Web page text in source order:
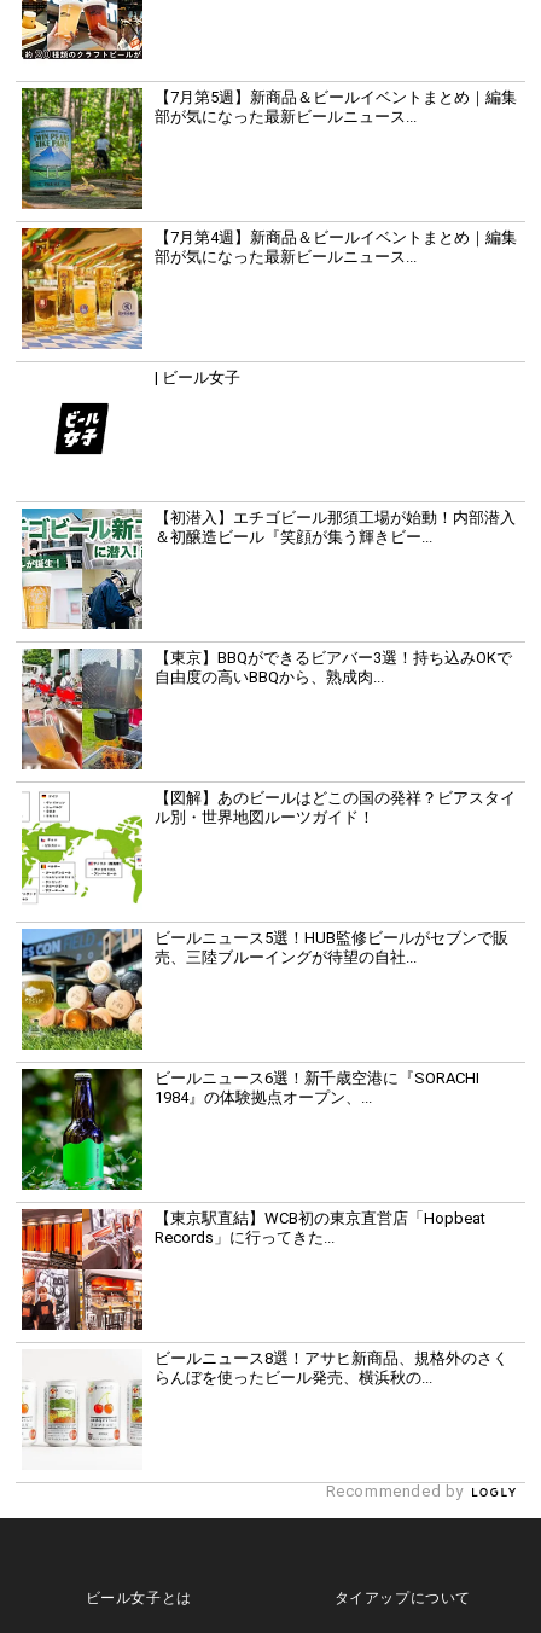
【7月第5週】新商品＆ビールイベントまとめ｜編集
部が気になった最新ビールニュース...
【7月第4週】新商品＆ビールイベントまとめ｜編集
部が気になった最新ビールニュース...
| ビール女子
【初潜入】エチゴビール那須工場が始動！内部潜入
＆初醸造ビール『笑顔が集う輝きビー...
【東京】BBQができるビアバー3選！持ち込みOKで
自由度の高いBBQから、熟成肉...
【図解】あのビールはどこの国の発祥？ビアスタイ
ル別・世界地図ルーツガイド！
ビールニュース5選！HUB監修ビールがセブンで販
売、三陸ブルーイングが待望の自社...
ビールニュース6選！新千歳空港に『SORACHI
1984』の体験拠点オープン、...
【東京駅直結】WCB初の東京直営店「Hopbeat
Records」に行ってきた...
ビールニュース8選！アサヒ新商品、規格外のさく
らんぼを使ったビール発売、横浜秋の...
Recommended by
ビール女子とは タイアップについて